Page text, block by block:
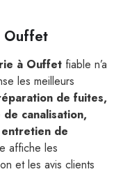
Ouffet
à Ouffet fiable n’a
les meilleurs
de fuites,
canalisation,
de
affiche les
et les avis clients